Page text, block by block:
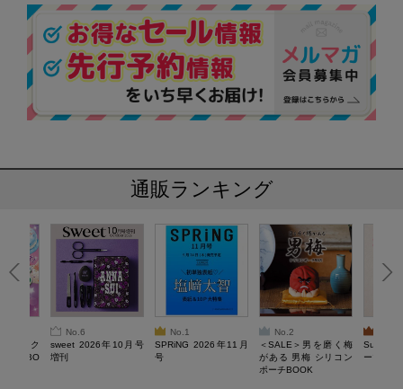
通販ランキング
るスク
ぷにBO
No.6
sweet 2026年10月号
増刊
No.1
SPRiNG 2026年11月
号
No.2
＜SALE＞男を磨く梅
がある 男梅 シリコン
ポーチBOOK
ーツチャ